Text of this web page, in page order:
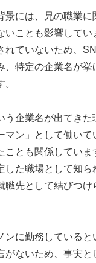
景には、兄の職業
いことも影響してい
れていないため、
、特定の企業名が挙
う企業名が出てき
マン」として働い
ことも関係していま
した職場として知ら
職先として結びつけ
ンに勤務していると
がないため、事実と